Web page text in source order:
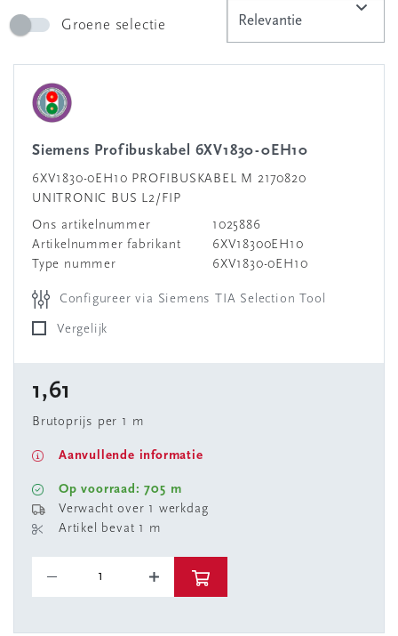
Groene selectie
Siemens Profibuskabel 6XV1830-0EH10
6XV1830-0EH10 PROFIBUSKABEL M 2170820
UNITRONIC BUS L2/FIP
Ons artikelnummer
1025886
Artikelnummer fabrikant
6XV18300EH10
Type nummer
6XV1830-0EH10
Configureer via Siemens TIA Selection Tool
Vergelijk
1,61
Brutoprijs per 1 m
Aanvullende informatie
Op voorraad: 705 m
Verwacht over 1 werkdag
Artikel bevat 1 m